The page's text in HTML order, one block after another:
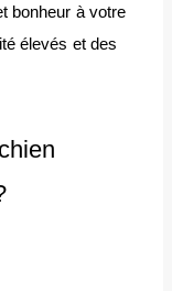
bonheur à votre
élevés et des